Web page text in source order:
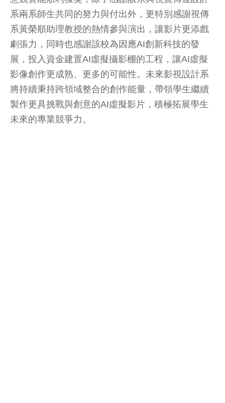
系兩系師生共同的努力與付出外，更特別感謝視傳
系黃榮順助理教授的熱情參與演出，讓影片更添戲
劇張力，同時也感謝該校為因應AI創新科技的發
展，投入資金建置AI虛擬攝影棚的工程，讓AI虛擬
影像創作更成熟、更多的可能性。未來影視設計系
將持續秉持跨領域整合的創作能量，帶領學生繼續
製作更具挑戰與創意的AI虛擬影片，積極拓展學生
未來的專業競爭力。